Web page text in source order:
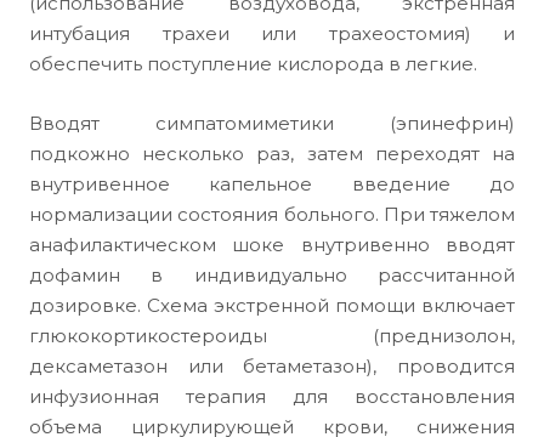
интубация трахеи или трахеостомия) и
обеспечить поступление кислорода в легкие.
Вводят симпатомиметики (эпинефрин)
подкожно несколько раз, затем переходят на
внутривенное капельное введение до
нормализации состояния больного. При тяжелом
анафилактическом шоке внутривенно вводят
дофамин в индивидуально рассчитанной
дозировке. Схема экстренной помощи включает
глюкокортикостероиды (преднизолон,
дексаметазон или бетаметазон), проводится
инфузионная терапия для восстановления
объема циркулирующей крови, снижения